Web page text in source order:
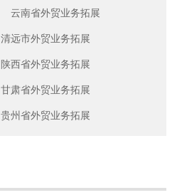
云南省外贸业务拓展
清远市外贸业务拓展
陕西省外贸业务拓展
甘肃省外贸业务拓展
贵州省外贸业务拓展